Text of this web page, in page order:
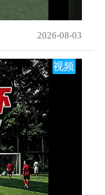
2026-08-03
视频